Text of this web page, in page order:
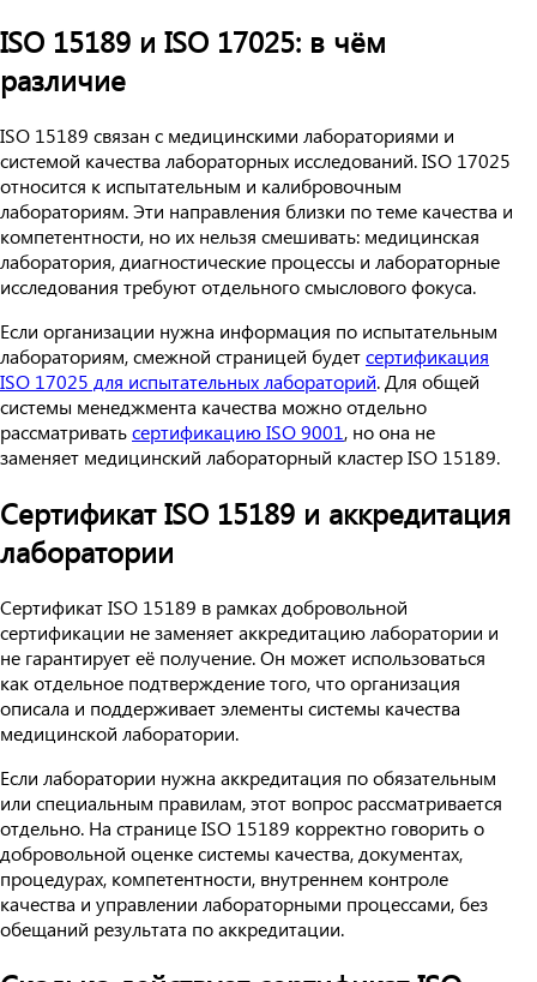
ISO 15189 и ISO 17025: в чём
различие
ISO 15189 связан с медицинскими лабораториями и
системой качества лабораторных исследований. ISO 17025
относится к испытательным и калибровочным
лабораториям. Эти направления близки по теме качества и
компетентности, но их нельзя смешивать: медицинская
лаборатория, диагностические процессы и лабораторные
исследования требуют отдельного смыслового фокуса.
Если организации нужна информация по испытательным
лабораториям, смежной страницей будетсертификация
ISO 17025 для испытательных лабораторий. Для общей
системы менеджмента качества можно отдельно
рассматриватьсертификацию ISO 9001, но она не
заменяет медицинский лабораторный кластер ISO 15189.
Сертификат ISO 15189 и аккредитация
лаборатории
Сертификат ISO 15189 в рамках добровольной
сертификации не заменяет аккредитацию лаборатории и
не гарантирует её получение. Он может использоваться
как отдельное подтверждение того, что организация
описала и поддерживает элементы системы качества
медицинской лаборатории.
Если лаборатории нужна аккредитация по обязательным
или специальным правилам, этот вопрос рассматривается
отдельно. На странице ISO 15189 корректно говорить о
добровольной оценке системы качества, документах,
процедурах, компетентности, внутреннем контроле
качества и управлении лабораторными процессами, без
обещаний результата по аккредитации.